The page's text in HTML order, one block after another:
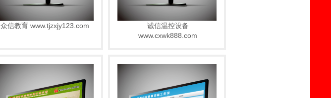
众信教育 www.tjzxjy123.com
诚信温控设备
www.cxwk888.com